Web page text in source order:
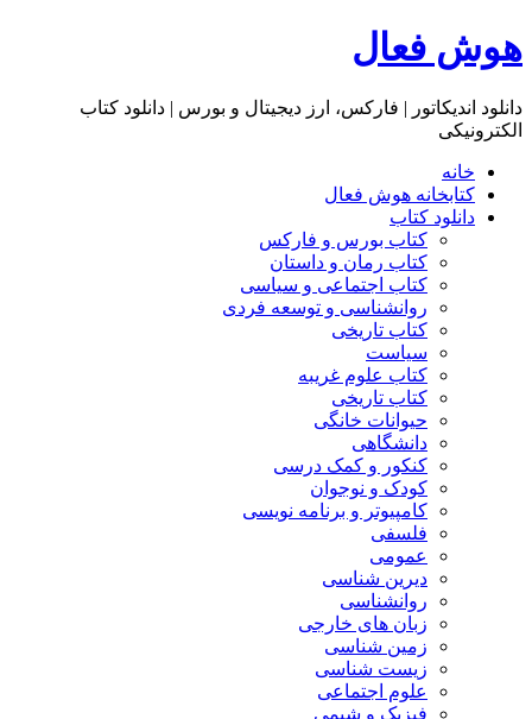
هوش فعال
دانلود اندیکاتور | فارکس، ارز دیجیتال و بورس | دانلود کتاب
الکترونیکی
خانه
کتابخانه هوش فعال
دانلود کتاب
کتاب بورس و فارکس
کتاب رمان و داستان
کتاب اجتماعی و سیاسی
روانشناسی و توسعه فردی
کتاب تاریخی
سیاست
کتاب علوم غریبه
کتاب تاریخی
حیوانات خانگی
دانشگاهی
کنکور و کمک‌ درسی
کودک و نوجوان
کامپیوتر و برنامه نویسی
فلسفی
عمومی
دیرین شناسی
روانشناسی
زبان های خارجی
زمین شناسی
زیست شناسی
علوم اجتماعی
فیزیک و شیمی